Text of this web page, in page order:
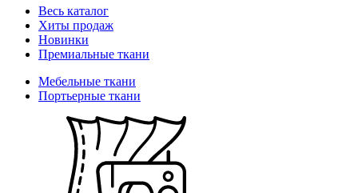
Весь каталог
Хиты продаж
Новинки
Премиальные ткани
Мебельные ткани
Портьерные ткани